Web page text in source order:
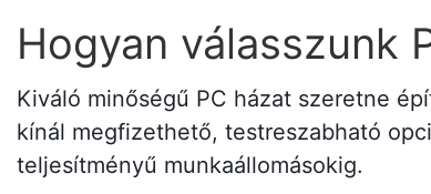
Hogyan válasszunk
Kiváló minőségű PC házat szeretne
kínál megfizethető, testreszabható
teljesítményű munkaállomásokig.